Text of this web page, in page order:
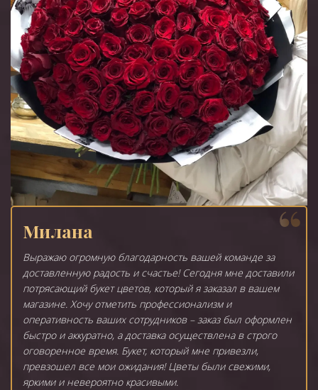
Милана
Выражаю огромную благодарность вашей команде за
доставленную радость и счастье! Сегодня мне доставили
потрясающий букет цветов, который я заказал в вашем
магазине. Хочу отметить профессионализм и
оперативность ваших сотрудников – заказ был оформлен
быстро и аккуратно, а доставка осуществлена в строго
оговоренное время. Букет, который мне привезли,
превзошел все мои ожидания! Цветы были свежими,
яркими и невероятно красивыми.